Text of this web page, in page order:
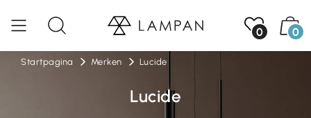
0 0
Startpagina Merken Lucide
Lucide